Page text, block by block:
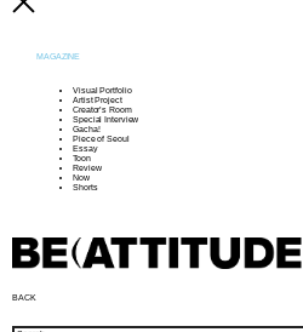
MAGAZINE
Visual Portfolio
Artist Project
Creator’s Room
Special Interview
Gacha!
Piece of Seoul
Essay
Toon
Review
Now
Shorts
BACK